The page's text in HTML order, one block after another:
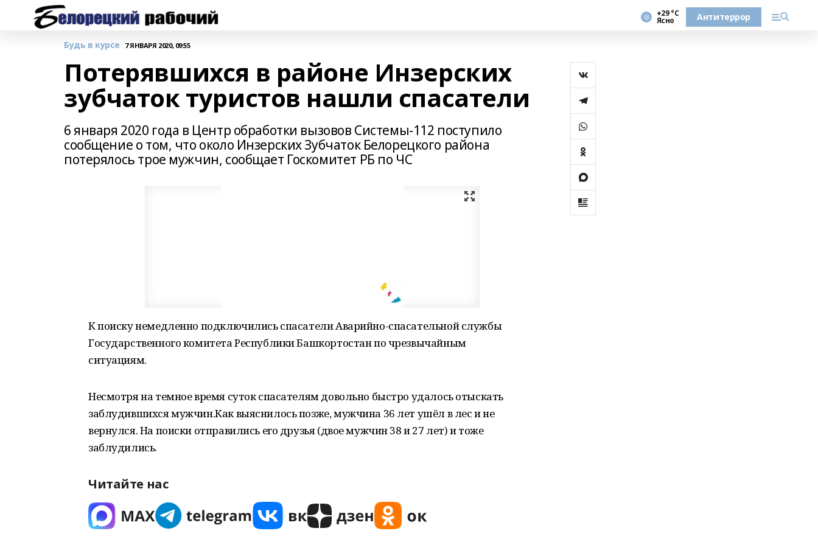
+29 °С
Ясно Антитеррор
Будь в курсе 7 ЯНВАРЯ 2020, 09:55
Потерявшихся в районе Инзерских
зубчаток туристов нашли спасатели
6 января 2020 года в Центр обработки вызовов Системы-112 поступило
сообщение о том, что около Инзерских Зубчаток Белорецкого района
потерялось трое мужчин, сообщает Госкомитет РБ по ЧС
К поиску немедленно подключились спасатели Аварийно-спасательной службы
Государственного комитета Республики Башкортостан по чрезвычайным
ситуациям.
Несмотря на темное время суток спасателям довольно быстро удалось отыскать
заблудившихся мужчин.Как выяснилось позже, мужчина 36 лет ушёл в лес и не
вернулся. На поиски отправились его друзья (двое мужчин 38 и 27 лет) и тоже
заблудились.
Читайте нас